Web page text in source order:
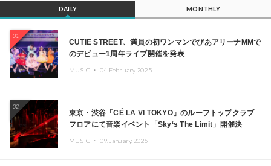
DAILY MONTHLY
01
CUTIE STREET、満員の初ワンマンでぴあアリーナMMで
のデビュー1周年ライブ開催を発表
MUSIC ・ 04.February.2025
02
東京・渋谷「CÉ LA VI TOKYO」のルーフトップクラブ
フロアにて音楽イベント「Sky‘s The Limit」開催決
Kza（FORCE OF NATURE）ら日本を代表するDJ・クリ
MUSIC ・ 09.January.2025